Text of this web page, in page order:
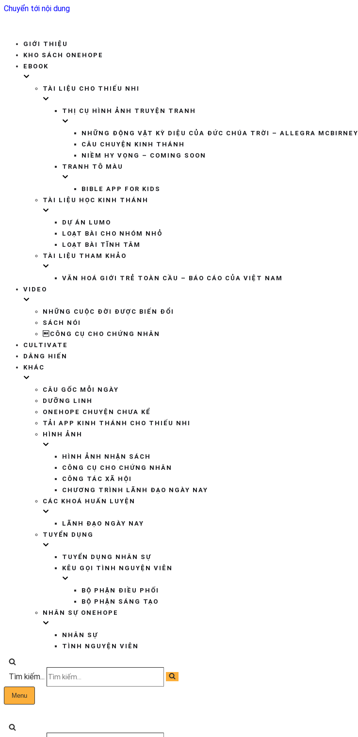
Chuyển tới nội dung
GIỚI THIỆU
KHO SÁCH ONEHOPE
EBOOK
TÀI LIỆU CHO THIẾU NHI
THỊ CỤ HÌNH ẢNH TRUYỆN TRANH
NHỮNG ĐỘNG VẬT KỲ DIỆU CỦA ĐỨC CHÚA TRỜI – ALLEGRA MCBIRNEY
CÂU CHUYỆN KINH THÁNH
NIỀM HY VỌNG – COMING SOON
TRANH TÔ MÀU
BIBLE APP FOR KIDS
TÀI LIỆU HỌC KINH THÁNH
DỰ ÁN LUMO
LOẠT BÀI CHO NHÓM NHỎ
LOẠT BÀI TĨNH TÂM
TÀI LIỆU THAM KHẢO
VĂN HOÁ GIỚI TRẺ TOÀN CẦU – BÁO CÁO CỦA VIỆT NAM
VIDEO
NHỮNG CUỘC ĐỜI ĐƯỢC BIẾN ĐỔI
SÁCH NÓI
CÔNG CỤ CHO CHỨNG NHÂN
CULTIVATE
DÂNG HIẾN
KHÁC
CÂU GỐC MỖI NGÀY
DƯỠNG LINH
ONEHOPE CHUYỆN CHƯA KỂ
TẢI APP KINH THÁNH CHO THIẾU NHI
HÌNH ẢNH
HÌNH ẢNH NHẬN SÁCH
CÔNG CỤ CHO CHỨNG NHÂN
CÔNG TÁC XÃ HỘI
CHƯƠNG TRÌNH LÃNH ĐẠO NGÀY NAY
CÁC KHOÁ HUẤN LUYỆN
LÃNH ĐẠO NGÀY NAY
TUYỂN DỤNG
TUYỂN DỤNG NHÂN SỰ
KÊU GỌI TÌNH NGUYỆN VIÊN
BỘ PHẬN ĐIỀU PHỐI
BỘ PHẬN SÁNG TẠO
NHÂN SỰ ONEHOPE
NHÂN SỰ
TÌNH NGUYỆN VIÊN
Tìm kiếm...
Menu